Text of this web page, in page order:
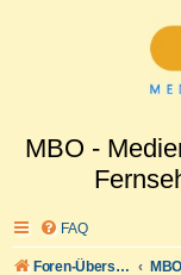
MBO -
FAQ
Foren-Übersicht